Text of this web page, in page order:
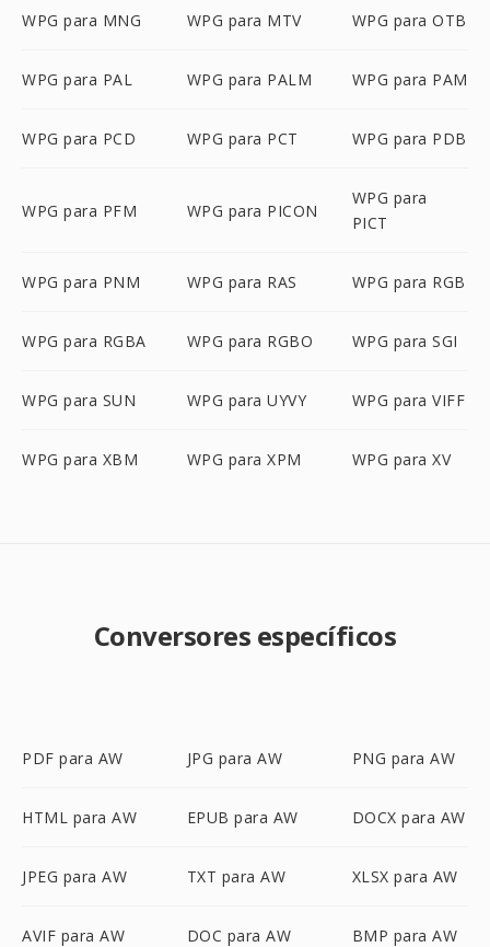
WPG para MNG WPG para MTV WPG para OTB
WPG para PAL WPG para PALM WPG para PAM
WPG para PCD WPG para PCT WPG para PDB
WPG para PFM WPG para PICON
WPG para
PICT
WPG para PNM WPG para RAS WPG para RGB
WPG para RGBA WPG para RGBO WPG para SGI
WPG para SUN WPG para UYVY WPG para VIFF
WPG para XBM WPG para XPM WPG para XV
Conversores específicos
PDF para AW JPG para AW PNG para AW
HTML para AW EPUB para AW DOCX para AW
JPEG para AW TXT para AW XLSX para AW
AVIF para AW DOC para AW BMP para AW